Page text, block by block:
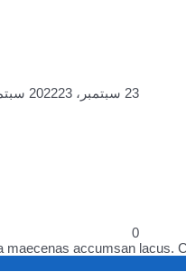
23 سبتمبر، 2022 23 سبتمبر، 2022
accumsan lacus.